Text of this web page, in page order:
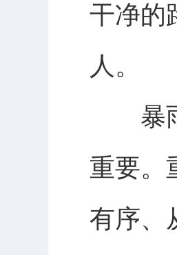
干净的
人。
暴雨
重要。
有序、